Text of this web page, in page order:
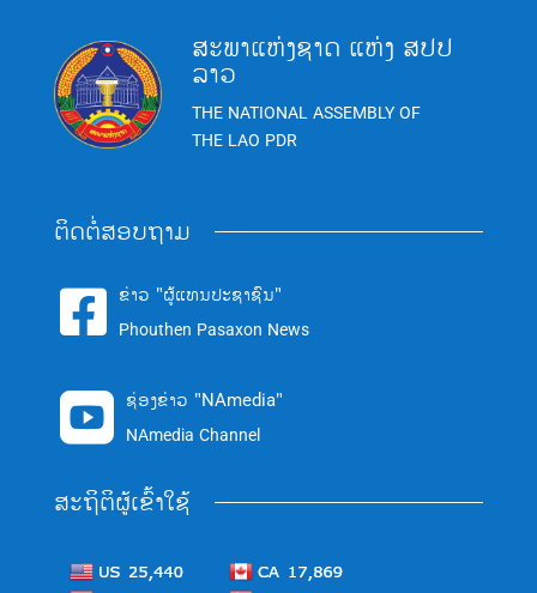
ສະພາແຫ່ງຊາດ ແຫ່ງ ສປປ
ລາວ
THE NATIONAL ASSEMBLY OF
THE LAO PDR
ຕິດຕໍ່ສອບຖາມ
 ຂ່າວ "ຜູ້ແທນປະຊາຊົນ"
Phouthen Pasaxon News
 ຊ່ອງຂ່າວ "NAmedia"
NAmedia Channel
ສະຖິຕິຜູ້ເຂົ້າໃຊ້